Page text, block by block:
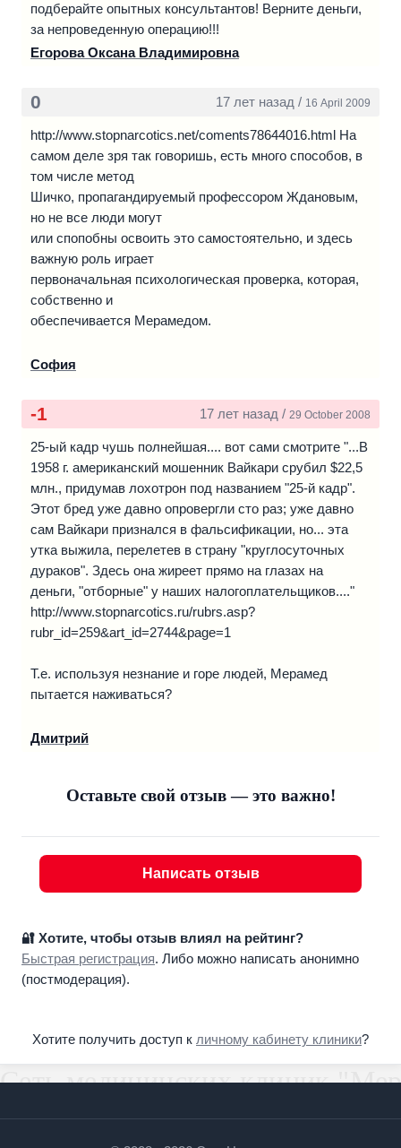
подберайте опытных консультантов! Верните деньги,
за непроведенную операцию!!!
Егорова Оксана Владимировна
0 17 лет назад / 16 April 2009
http://www.stopnarcotics.net/coments78644016.html На
самом деле зря так говоришь, есть много способов, в
том числе метод
Шичко, пропагандируемый профессором Ждановым,
но не все люди могут
или спопобны освоить это самостоятельно, и здесь
важную роль играет
первоначальная психологическая проверка, которая,
собственно и
обеспечивается Мерамедом.
София
-1 17 лет назад / 29 October 2008
25-ый кадр чушь полнейшая.... вот сами смотрите "...В
1958 г. американский мошенник Вайкари срубил $22,5
млн., придумав лохотрон под названием "25-й кадр".
Этот бред уже давно опровергли сто раз; уже давно
сам Вайкари признался в фальсификации, но... эта
утка выжила, перелетев в страну "круглосуточных
дураков". Здесь она жиреет прямо на глазах на
деньги, "отборные" у наших налогоплательщиков...."
http://www.stopnarcotics.ru/rubrs.asp?
rubr_id=259&art_id=2744&page=1
Т.е. используя незнание и горе людей, Мерамед
пытается наживаться?
Дмитрий
Оставьте свой отзыв — это важно!
Написать отзыв
🔐 Хотите, чтобы отзыв влиял на рейтинг?
Быстрая регистрация. Либо можно написать анонимно
(постмодерация).
Хотите получить доступ к личному кабинету клиники?